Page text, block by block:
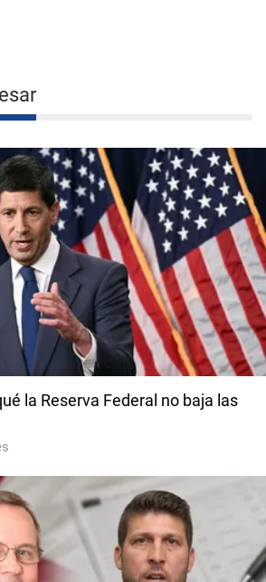
la Reserva Federal no baja las